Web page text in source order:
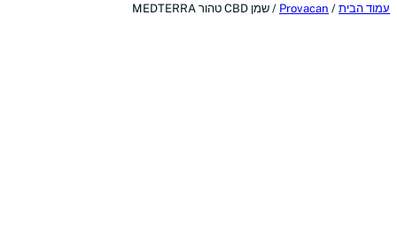
עמוד הבית /
Provacan / שמן CBD טהור MEDTERRA